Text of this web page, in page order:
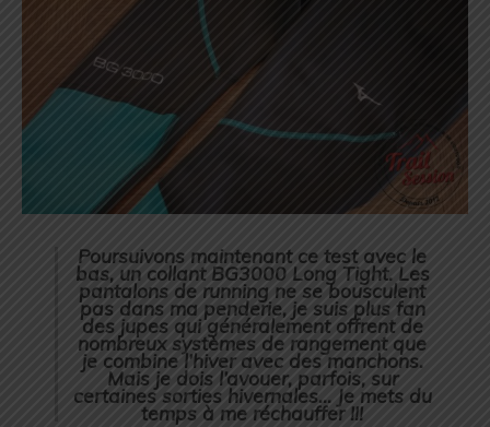
Poursuivons maintenant ce test avec le
bas, un collant BG3000 Long Tight. Les
pantalons de running ne se bousculent
pas dans ma penderie, je suis plus fan
des jupes qui généralement offrent de
nombreux systèmes de rangement que
je combine l’hiver avec des manchons.
Mais je dois l’avouer, parfois, sur
certaines sorties hivernales… Je mets du
temps à me réchauffer !!!